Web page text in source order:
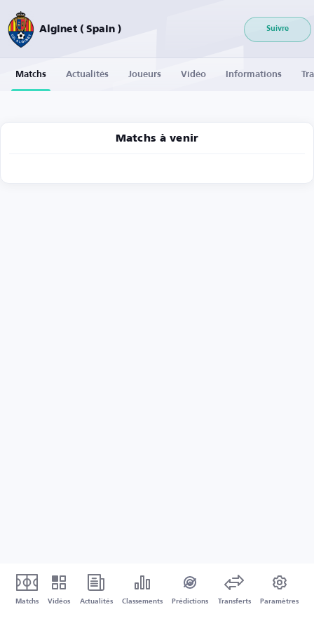
Alginet ( Spain ) Suivre
Matchs Actualités Joueurs Vidéo Informations
Matchs à venir
Matchs Vidéos Actualités Classements Prédictions Transferts Paramètres